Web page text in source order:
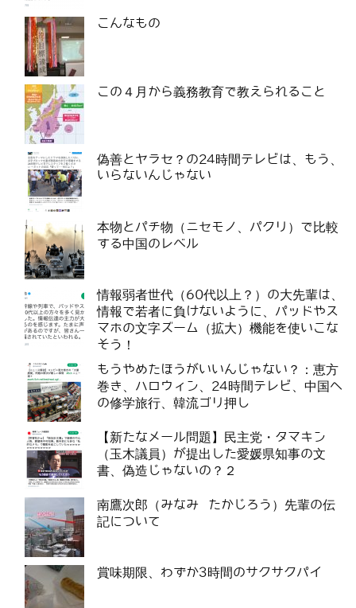
こんなもの
この４月から義務教育で教えられること
偽善とヤラセ？の24時間テレビは、もう、
いらないんじゃない
本物とパチ物（ニセモノ、パクリ）で比較
する中国のレベル
情報弱者世代（60代以上？）の大先輩は、
情報で若者に負けないように、パッドやス
マホの文字ズーム（拡大）機能を使いこな
そう！
もうやめたほうがいいんじゃない？：恵方
巻き、ハロウィン、24時間テレビ、中国へ
の修学旅行、韓流ゴリ押し
【新たなメール問題】民主党・タマキン
（玉木議員）が提出した愛媛県知事の文
書、偽造じゃないの？２
南鷹次郎（みなみ たかじろう）先輩の伝
記について
賞味期限、わずか3時間のサクサクパイ